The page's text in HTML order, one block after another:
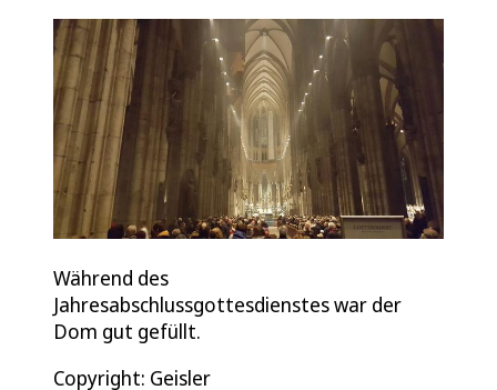
Während des
Jahresabschlussgottesdienstes war der
Dom gut gefüllt.
Copyright: Geisler